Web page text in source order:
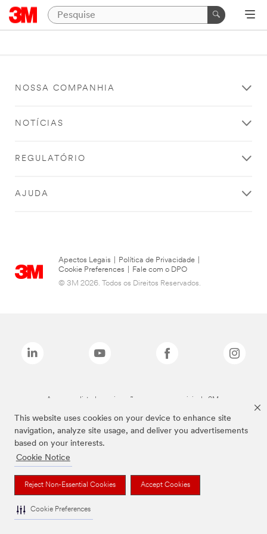
This website uses cookies on your device to enhance site
navigation, analyze site usage, and deliver you advertisements
based on your interests.
Cookie Notice
Reject Non-Essential Cookies Accept Cookies
Cookie Preferences
NOSSA COMPANHIA
NOTÍCIAS
REGULATÓRIO
AJUDA
Apectos Legais Política de Privacidade
Cookie Preferences
Fale com o DPO
© 3M 2026. Todos os Direitos Reservados.
As marcas listadas a cima são marcas comerciais da 3M.